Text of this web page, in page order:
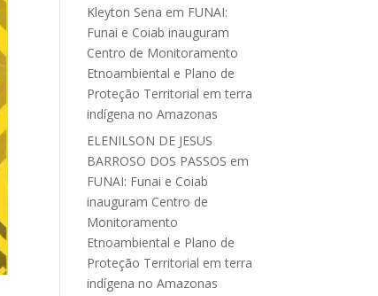
Kleyton Sena em FUNAI:
Funai e Coiab inauguram
Centro de Monitoramento
Etnoambiental e Plano de
Proteção Territorial em terra
indígena no Amazonas
ELENILSON DE JESUS
BARROSO DOS PASSOS em
FUNAI: Funai e Coiab
inauguram Centro de
Monitoramento
Etnoambiental e Plano de
Proteção Territorial em terra
indígena no Amazonas